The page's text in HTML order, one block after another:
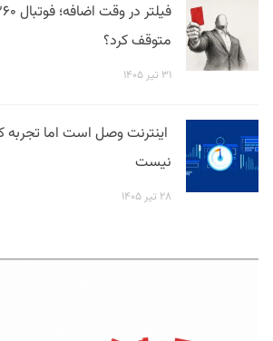
متوقف کرد؟
۳۱ تیر ۱۴۰۵
اینترنت وصل است اما تجربه
نیست
۲۸ تیر ۱۴۰۵